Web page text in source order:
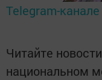
Telegram-канале
Читайте
национальном